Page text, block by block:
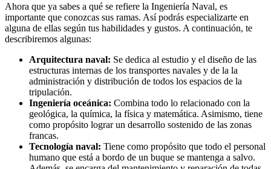
Ahora que ya sabes a qué se refiere la Ingeniería Naval, es
importante que conozcas sus ramas. Así podrás especializarte en
alguna de ellas según tus habilidades y gustos. A continuación, te
describiremos algunas:
Arquitectura naval: Se dedica al estudio y el diseño de las
estructuras internas de los transportes navales y de la la
administración y distribución de todos los espacios de la
tripulación.
Ingeniería oceánica: Combina todo lo relacionado con la
geológica, la química, la física y matemática. Asimismo, tiene
como propósito lograr un desarrollo sostenido de las zonas
francas.
Tecnología naval: Tiene como propósito que todo el personal
humano que está a bordo de un buque se mantenga a salvo.